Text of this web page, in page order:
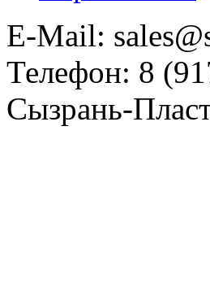
E-Mail:
Телефон: 8
Сызрань-